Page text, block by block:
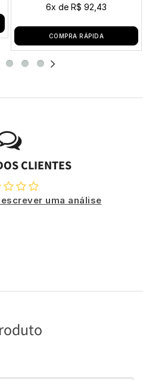
6x de R$ 92,43
COMPRA RÁPIDA
CLIENTES
uma análise